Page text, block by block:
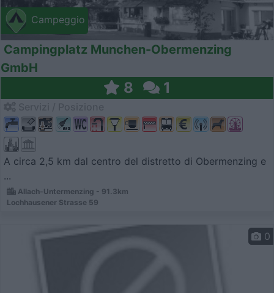
Campeggio
Campingplatz Munchen-Obermenzing
GmbH
8 1
A circa 2,5 km dal centro del distretto di Obermenzing e
...
Allach-Untermenzing - 91.3km
Lochhausener Strasse 59
0